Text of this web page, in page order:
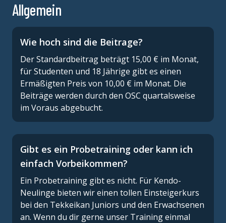
Allgemein
Wie hoch sind die Beitrage?
Der Standardbeitrag beträgt 15,00 € im Monat,
für Studenten und 18 Jährige gibt es einen
Ermäßigten Preis von 10,00 € im Monat. Die
Beiträge werden durch den OSC quartalsweise
im Voraus abgebucht.
Gibt es ein Probetraining oder kann ich
einfach Vorbeikommen?
Ein Probetraining gibt es nicht. Für Kendo-
Neulinge bieten wir einen tollen Einsteigerkurs
bei den Tekkeikan Juniors und den Erwachsenen
an. Wenn du dir gerne unser Training einmal